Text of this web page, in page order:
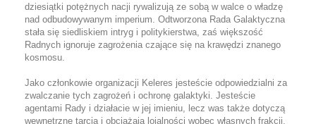
dziesiątki potężnych nacji rywalizują ze sobą w walce o władzę
nad odbudowywanym imperium. Odtworzona Rada Galaktyczna
stała się siedliskiem intryg i politykierstwa, zaś większość
Radnych ignoruje zagrożenia czające się na krawędzi znanego
kosmosu.
Jako członkowie organizacji Keleres jesteście odpowiedzialni za
zwalczanie tych zagrożeń i ochronę galaktyki. Jesteście
agentami Rady i działacie w jej imieniu, lecz was także dotyczą
wewnętrzne tarcia i obciążają lojalności wobec własnych frakcji.